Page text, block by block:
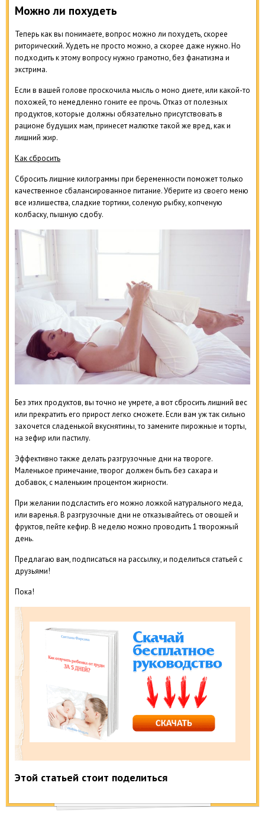
Можно ли похудеть
Теперь как вы понимаете, вопрос можно ли похудеть, скорее
риторический. Худеть не просто можно, а скорее даже нужно. Но
подходить к этому вопросу нужно грамотно, без фанатизма и
экстрима.
Если в вашей голове проскочила мысль о моно диете, или какой-то
похожей, то немедленно гоните ее прочь. Отказ от полезных
продуктов, которые должны обязательно присутствовать в
рационе будущих мам, принесет малютке такой же вред, как и
лишний жир.
Как сбросить
Сбросить лишние килограммы при беременности поможет только
качественное сбалансированное питание. Уберите из своего меню
все излишества, сладкие тортики, соленую рыбку, копченую
колбаску, пышную сдобу.
Без этих продуктов, вы точно не умрете, а вот сбросить лишний вес
или прекратить его прирост легко сможете. Если вам уж так сильно
захочется сладенькой вкуснятины, то замените пирожные и торты,
на зефир или пастилу.
Эффективно также делать разгрузочные дни на твороге.
Маленькое примечание, творог должен быть без сахара и
добавок, с маленьким процентом жирности.
При желании подсластить его можно ложкой натурального меда,
или варенья. В разгрузочные дни не отказывайтесь от овощей и
фруктов, пейте кефир. В неделю можно проводить 1 творожный
день.
Предлагаю вам, подписаться на рассылку, и поделиться статьей с
друзьями!
Пока!
Этой статьей стоит поделиться